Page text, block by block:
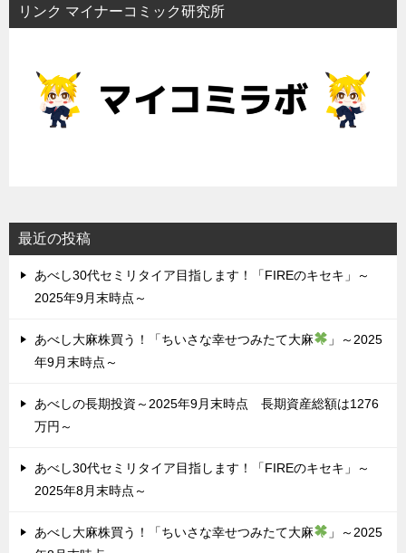
リンク マイナーコミック研究所
最近の投稿
あべし30代セミリタイア目指します！「FIREのキセキ」～
2025年9月末時点～
あべし大麻株買う！「ちいさな幸せつみたて大麻
」～2025
年9月末時点～
あべしの長期投資～2025年9月末時点 長期資産総額は1276
万円～
あべし30代セミリタイア目指します！「FIREのキセキ」～
2025年8月末時点～
あべし大麻株買う！「ちいさな幸せつみたて大麻
」～2025